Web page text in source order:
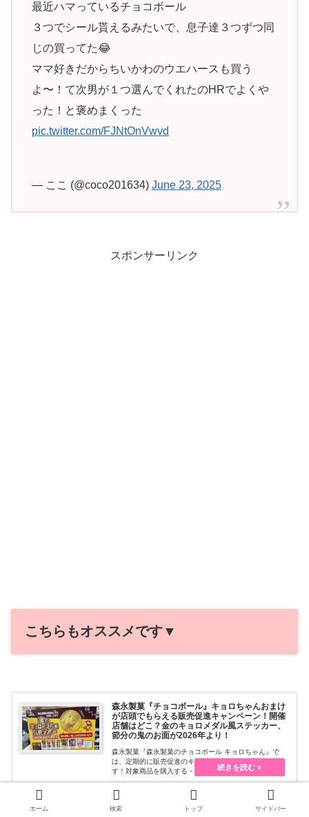
最近ハマっているチョコボール
３つでシール貰えるみたいで、息子達３つずつ同
じの買ってた😂
ママ好きだからちいかわのウエハースも買う
よ〜！て次男が１つ選んでくれたのHRでよくや
った！と褒めまくった
pic.twitter.com/FJNtOnVwvd
— ここ (@coco201634) June 23, 2025
スポンサーリンク
こちらもオススメです▼
森永製菓『チョコボール』キョロちゃんおまけ
が店頭でもらえる販売促進キャンペーン！開催
店舗はどこ？金のキョロメダル風ステッカー、
節分の鬼のお面が2026年より！
森永製菓『森永製菓のチョコボール キョロちゃん』で
は、定期的に販売促進のキャンペーンを開催していま
す！対象商品を購入する・・・続きを読む
ホーム 検索 トップ サイドバー